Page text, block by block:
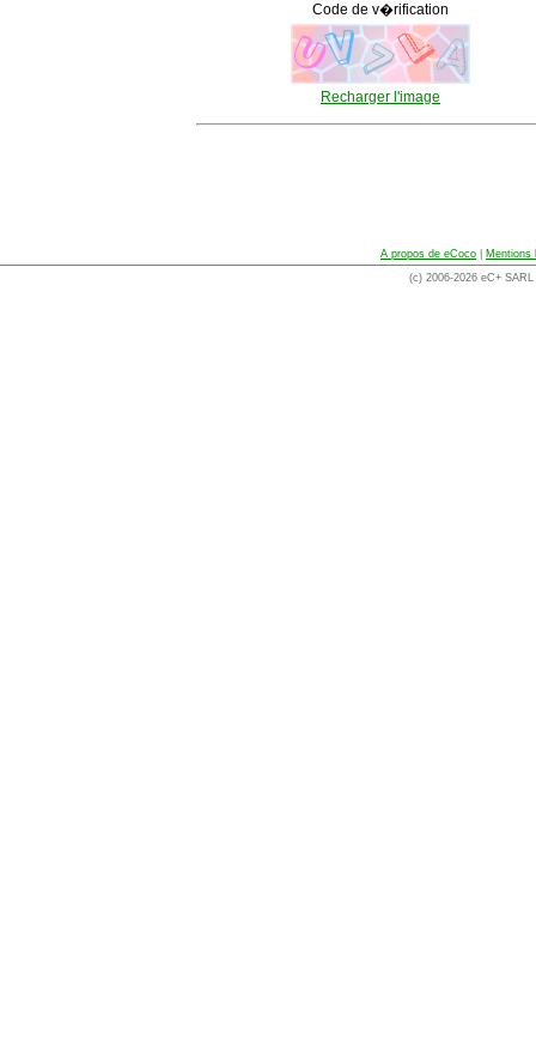
Code de v�rification
Recharger l'image
A propos de eCoco
Mentions
(c) 2006-2026 eC+